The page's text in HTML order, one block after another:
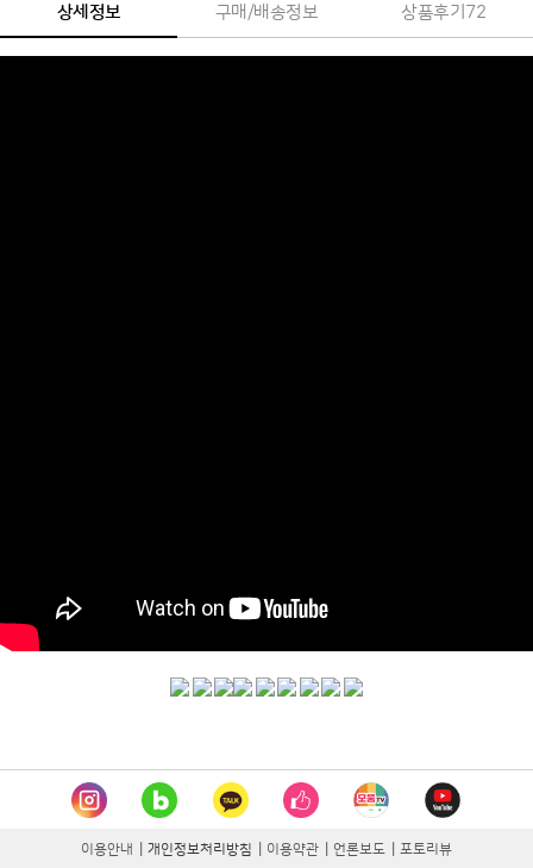
상세정보 구매/배송정보 상품후기 72
이용안내 개인정보처리방침 이용약관 언론보도 포토리뷰